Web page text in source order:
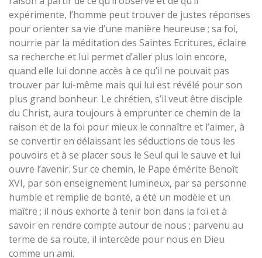
expérimente, l’homme peut trouver de justes réponses
pour orienter sa vie d’une manière heureuse ; sa foi,
nourrie par la méditation des Saintes Ecritures, éclaire
sa recherche et lui permet d’aller plus loin encore,
quand elle lui donne accès à ce qu’il ne pouvait pas
trouver par lui-même mais qui lui est révélé pour son
plus grand bonheur. Le chrétien, s’il veut être disciple
du Christ, aura toujours à emprunter ce chemin de la
raison et de la foi pour mieux le connaître et l’aimer, à
se convertir en délaissant les séductions de tous les
pouvoirs et à se placer sous le Seul qui le sauve et lui
ouvre l’avenir. Sur ce chemin, le Pape émérite Benoît
XVI, par son enseignement lumineux, par sa personne
humble et remplie de bonté, a été un modèle et un
maître ; il nous exhorte à tenir bon dans la foi et à
savoir en rendre compte autour de nous ; parvenu au
terme de sa route, il intercède pour nous en Dieu
comme un ami.